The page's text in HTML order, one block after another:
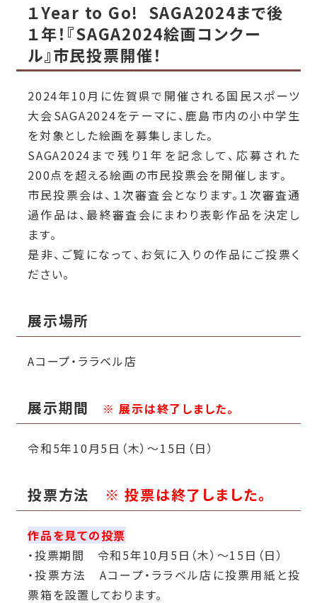
１Year to Go! SAGA2024まで後
１年！『SAGA2024絵画コンクー
ル』市民投票開催！
2024年10月に佐賀県で開催される国民スポーツ
大会SAGA2024をテーマに、鹿島市内の小中学生
を対象とした絵画を募集しました。
SAGA2024まで残り1年を記念して、応募された
200点を超える絵画の市民投票会を開催します。
市民投票会は、１次審査会となります。１次審査通
過作品は、最終審査会にまわり表彰作品を決定し
ます。
是非、ご覧になって、お気に入りの作品にご投票く
ださい。
展示場所
Aコープ・ララベル店
展示期間 ※ 展示は終了しました。
令和5年10月5日（木）～15日（日）
投票方法 ※ 投票は終了しました。
作品を見ての投票
・投票期間 令和5年10月5日（木）～15日（日）
・投票方法 Aコープ・ララベル店に投票用紙と投
票箱を設置しております。